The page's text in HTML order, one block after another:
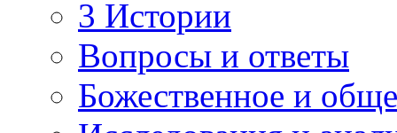
3 Истории
Вопросы и ответы
Божественное и